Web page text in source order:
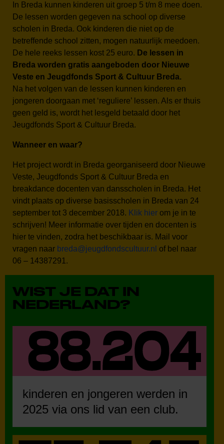
In Breda kunnen kinderen uit groep 5 t/m 8 mee doen.
De lessen worden gegeven na school op diverse
scholen in Breda. Ook kinderen die niet op de
betreffende school zitten, mogen natuurlijk meedoen.
De hele reeks lessen kost 25 euro. De lessen in
Breda worden gratis aangeboden door Nieuwe
Veste en Jeugdfonds Sport & Cultuur Breda.
Na het volgen van de lessen kunnen kinderen en
jongeren doorgaan met ‘reguliere’ lessen. Als er thuis
geen geld is, wordt het lesgeld betaald door het
Jeugdfonds Sport & Cultuur Breda.
Wanneer en waar?
Het project wordt in Breda georganiseerd door Nieuwe
Veste, Jeugdfonds Sport & Cultuur Breda en
breakdance docenten van dansscholen in Breda. Het
vindt plaats op diverse basisscholen in Breda van 24
september tot 3 december 2018. Klik hier om je in te
schrijven! Meer informatie over tijden en docenten is
hier te vinden, zodra het beschikbaar is. Mail voor
vragen naar breda@jeugdfondscultuur.nl of bel naar
06 – 14387291.
WIST JE DAT IN
NEDERLAND?
kinderen en jongeren werden in
2025 via ons lid van een club.